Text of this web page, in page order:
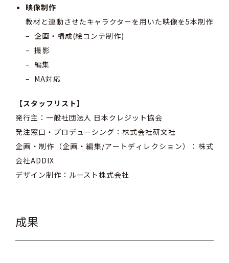
映像制作
教材と連動させたキャラクターを用いた映像を5本制作
– 企画・構成(絵コンテ制作)
– 撮影
– 編集
– MA対応
【スタッフリスト】
発行主：一般社団法人 日本クレジット協会
発注窓口・プロデューシング：株式会社研文社
企画・制作（企画・編集/アートディレクション）：株式
会社ADDIX
デザイン制作：ルースト株式会社
成果